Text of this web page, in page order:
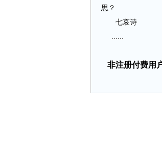
思？
七哀诗
非注册付费用